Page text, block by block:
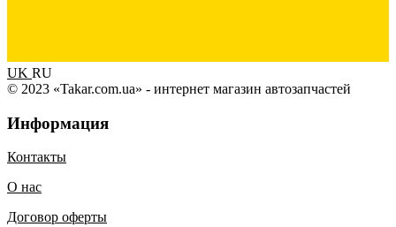
UK RU
© 2023 «Takar.com.ua» - интернет магазин автозапчастей
Информация
Контакты
О нас
Договор оферты